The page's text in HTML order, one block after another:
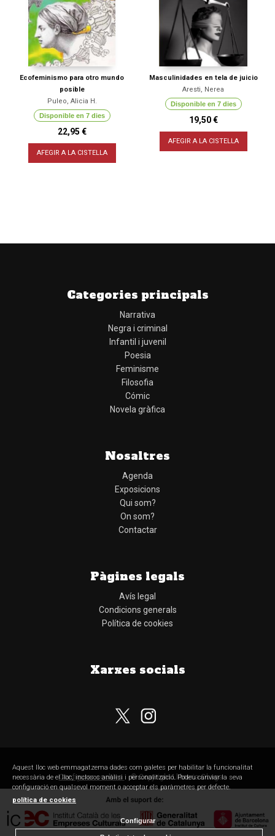
Ecofeminismo para otro mundo
posible
Puleo, Alicia H.
Disponible en 7 dies
22,95 €
AFEGIR A LA CISTELLA
Masculinidades en tela de juicio
Aresti, Nerea
Disponible en 7 dies
19,50 €
AFEGIR A LA CISTELLA
Categories principals
Narrativa
Negra i criminal
Infantil i juvenil
Poesia
Feminisme
Filosofia
Cómic
Novela gràfica
Nosaltres
Agenda
Exposicions
Qui som?
On som?
Contactar
Pàgines legals
Avís legal
Condicions generals
Política de cookies
Xarxes socials
Configurar cookies © Copyright Llibreria Obaga
Aquest lloc web emmagatzema dades com galetes per habilitar la funcionalitat
necessària de el lloc, inclosos anàlisi i personalització. Podeu canviar la seva
configuració en qualsevol moment o acceptar els paràmetres per defecte.
política de cookies
Configurar
Subscriu-te al nostre butlletí
He llegit, comprenc i accepto lapolítica de privacitat